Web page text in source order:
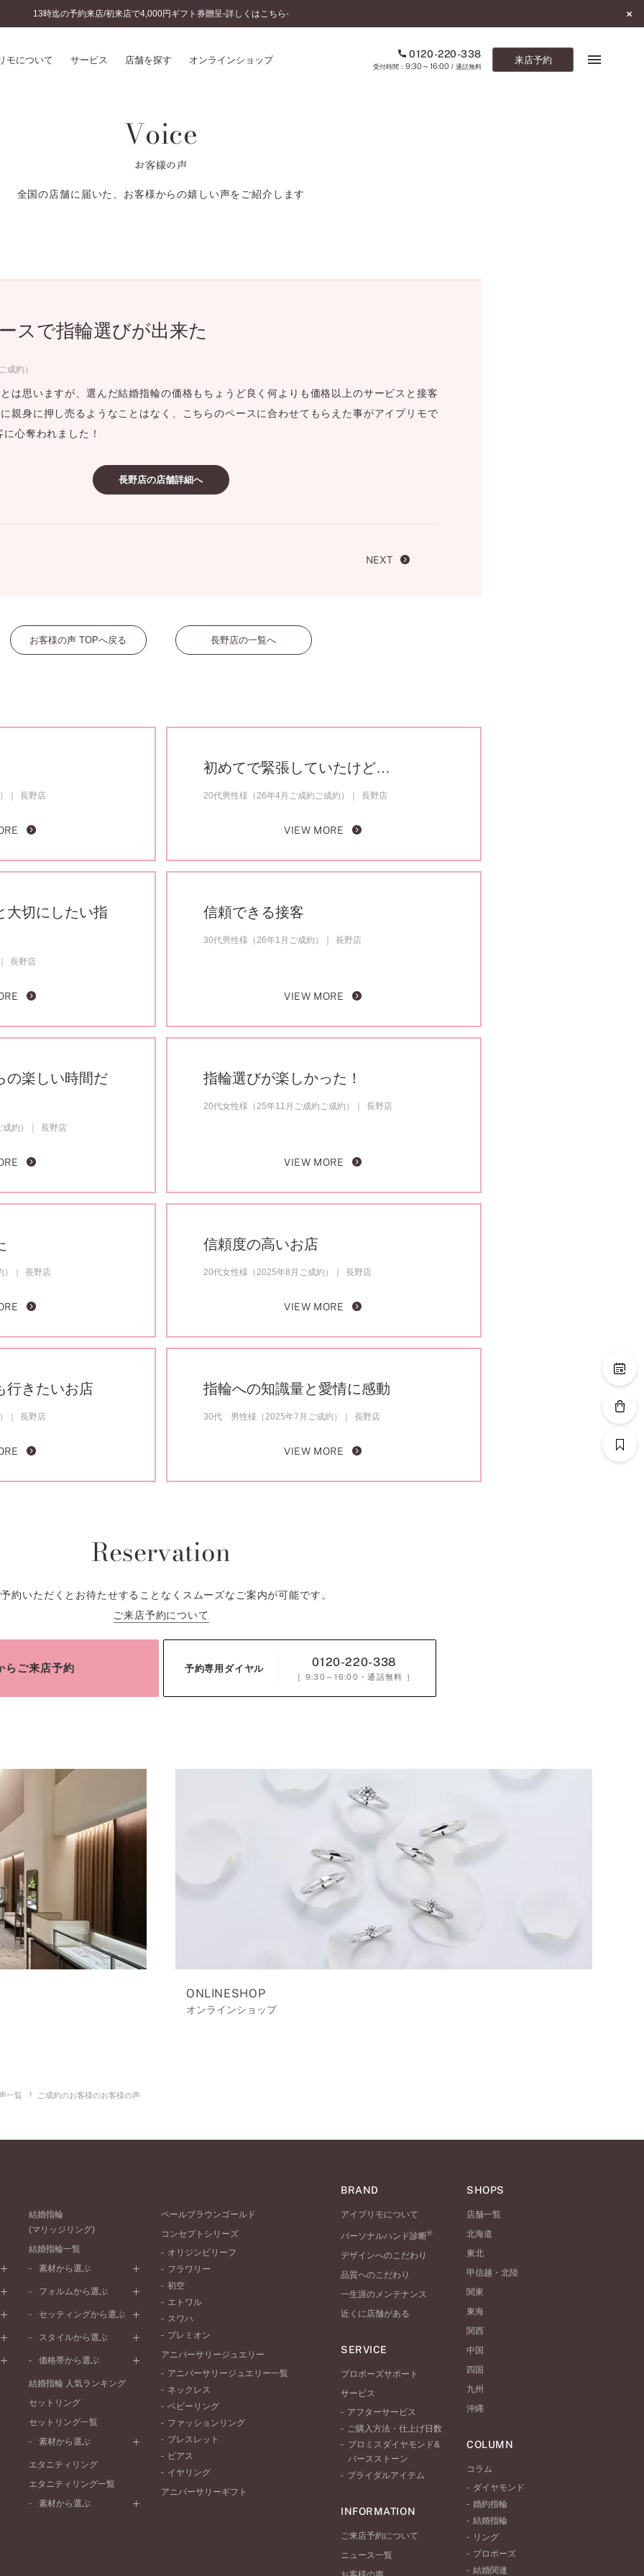
13時迄の予約来店/初来店で4,000円ギフト券贈呈-詳しくはこちら-
モについて サービス 店舗を探す オンラインショップ 0120-220-338
9:30～16:00/ 通話無料
来店予約
のこだわり
スダイヤモンド&バースストー
ーズサポート
プ
婚約指輪とは
結婚指輪とは
セットリングとは
ショップブログ
Voice
お客様の声
全国の店舗に届いた、お客様からの嬉しい声をご紹介します
スで指輪選びが出来た
成約）
は思いますが、選んだ結婚指輪の価格もちょうど良く何よりも価格以上のサービスと接客
親身に押し売るようなことはなく、こちらのペースに合わせてもらえた事がアイプリモで
心奪われました！
長野店の店舗詳細へ
NEXT
お客様の声 TOPへ戻る 長野店の一覧へ
長野店
初めてで緊張していたけど…
20代男性様（26年4月ご成約ご成約） 長野店
VIEW MORE
大切にしたい指
長野店
信頼できる接客
30代男性様（26年1月ご成約） 長野店
VIEW MORE
の楽しい時間だ
約） 長野店
指輪選びが楽しかった！
20代女性様（25年11月ご成約ご成約） 長野店
VIEW MORE
長野店
信頼度の高いお店
20代女性様（2025年8月ご成約） 長野店
VIEW MORE
行きたいお店
長野店
指輪への知識量と愛情に感動
30代 男性様（2025年7月ご成約） 長野店
VIEW MORE
Reservation
約いただくとお待たせすることなくスムーズなご案内が可能です。
ご来店予約について
らご来店予約 予約専用ダイヤル 0120-220-338
［ 9:30～16:00 ・通話無料 ］
ONLINESHOP
オンラインショップ
一覧 ご成約のお客様のお客様の声
結婚指輪
(マリッジリング)
結婚指輪一覧
素材から選ぶ
プラチナ
ピンクゴールド
ペールブラウンゴールド
フォルムから選ぶ
ストレートライン
V字ライン
セッティングから選ぶ
プレーン
セベラルメレ
ラインメレ
スタイルから選ぶ
シンプル
モード
エレガント
ゴージャス
価格帯から選ぶ
50万円～
20万円～30万円
10万円～20万円
結婚指輪 人気ランキング
セットリング
セットリング一覧
素材から選ぶ
プラチナ
ペールブラウンゴールド
エタニティリング
エタニティリング一覧
素材から選ぶ
ペールブラウンゴールド
コンセプトシリーズ
オリジンビリーフ
フラワリー
初空
エトワル
スワハ
プレミオン
アニバーサリージュエリー
アニバーサリージュエリー一覧
ネックレス
ベビーリング
ファッションリング
ブレスレット
ピアス
イヤリング
アニバーサリーギフト
BRAND
アイプリモについて
パーソナルハンド診断®
デザインへのこだわり
品質へのこだわり
一生涯のメンテナンス
近くに店舗がある
SERVICE
プロポーズサポート
サービス
アフターサービス
ご購入方法・仕上げ日数
プロミスダイヤモンド&
バースストーン
ブライダルアイテム
INFORMATION
ご来店予約について
ニュース一覧
SHOPS
店舗一覧
北海道
東北
甲信越・北陸
関東
東海
関西
中国
四国
九州
沖縄
COLUMN
コラム
ダイヤモンド
婚約指輪
結婚指輪
リング
プロポーズ
結婚関連